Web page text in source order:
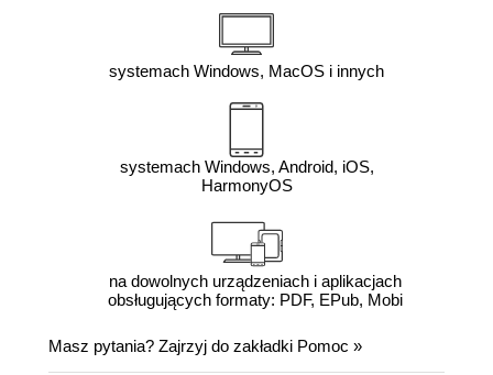
systemach Windows, MacOS i innych
systemach Windows, Android, iOS,
HarmonyOS
na dowolnych urządzeniach i aplikacjach
obsługujących formaty: PDF, EPub, Mobi
Masz pytania? Zajrzyj do zakładki Pomoc »